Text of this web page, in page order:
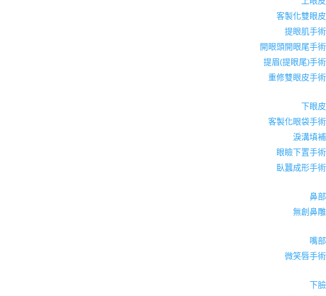
客製化雙眼皮
提眼肌手術
開眼頭開眼尾手術
提眉(提眼尾)手術
重修雙眼皮手術
下眼皮
客製化眼袋手術
淚溝填補
眼瞼下置手術
臥蠶成形手術
鼻部
無創鼻雕
嘴部
微笑唇手術
下臉